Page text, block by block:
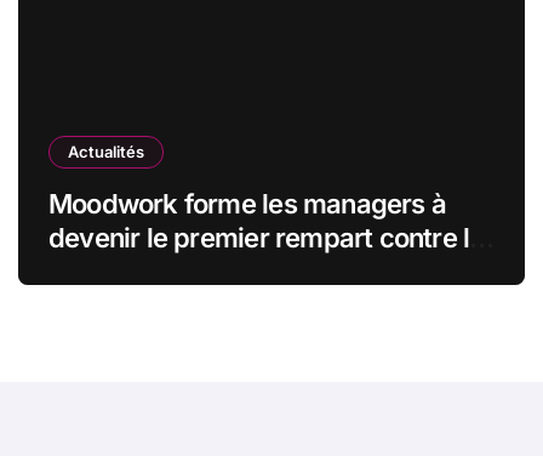
Actualités
Moodwork forme les managers à
devenir le premier rempart contre le